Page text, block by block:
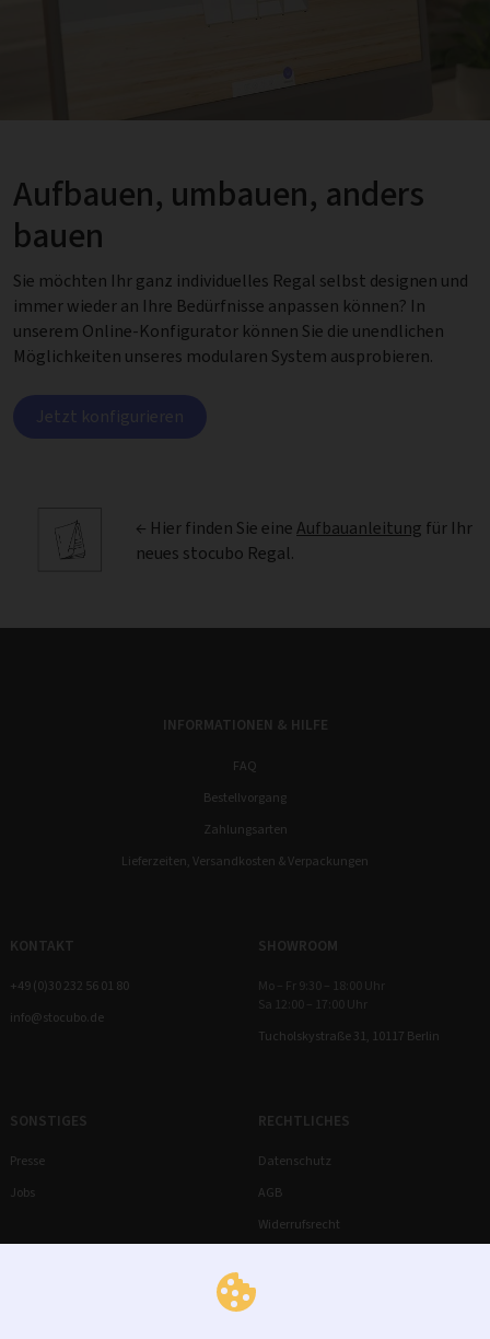
Aufbauen, umbauen, anders
bauen
Sie möchten Ihr ganz individuelles Regal selbst designen und
immer wieder an Ihre Bedürfnisse anpassen können? In
unserem Online-Konfigurator können Sie die unendlichen
Möglichkeiten unseres modularen System ausprobieren.
Jetzt konfigurieren
← Hier finden Sie eineAufbauanleitung für Ihr
neues stocubo Regal.
INFORMATIONEN & HILFE
FAQ
Bestellvorgang
Zahlungsarten
Lieferzeiten, Versandkosten & Verpackungen
KONTAKT
+49 (0)30 232 56 01 80
info@stocubo.de
SHOWROOM
Mo – Fr 9:30 – 18:00 Uhr
Sa 12:00 – 17:00 Uhr
Tucholskystraße 31, 10117 Berlin
SONSTIGES
Presse
Jobs
RECHTLICHES
Datenschutz
AGB
Widerrufsrecht